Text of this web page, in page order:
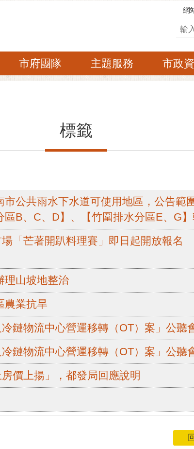
網
搜尋
市府團隊 主題服務 市政
標籤
公共雨水下水道可使用地區，公告範
B、C、D】、【竹圍排水分區E、G】
「芒著開趴料理賽」即日起開放報名
理山坡地整治
農業抗旱
鏈物流中心營運移轉（OT）案」公聽
鏈物流中心營運移轉（OT）案」公聽
價上揚」，都發局回應說明